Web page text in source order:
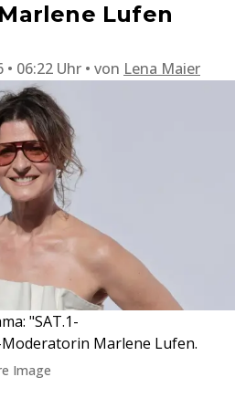
Lufen
• 06:22 Uhr von Lena Maier
"SAT.1-
Marlene Lufen.
Image